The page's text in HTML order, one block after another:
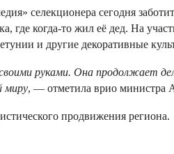
селекционера сегодня
где когда-то жил её дед. На
и другие декоративные
руками. Она продолжает
миру, — отметила врио министра
продвижения региона.